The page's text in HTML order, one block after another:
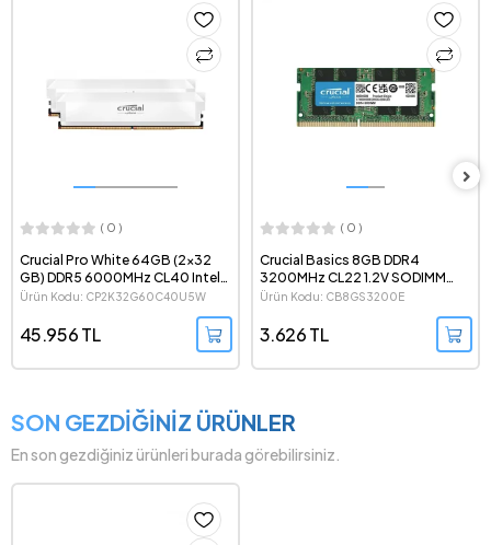
( 0 )
Crucial Basics 8GB DDR4
3200MHz CL22 1.2V SODIMM
Notebook Ram - CB8GS3200E
Ürün Kodu: CB8GS3200E
3.626 TL
( 0 )
Crucial 16GB (1x16 GB) DDR5
6400MHz CL52 CSODIMM
Notebook Ram -
Ürün Kodu: CT16G64C52CS5
11.232 TL
SON GEZDİĞİNİZ ÜRÜNLER
En son gezdiğiniz ürünleri burada görebilirsiniz.